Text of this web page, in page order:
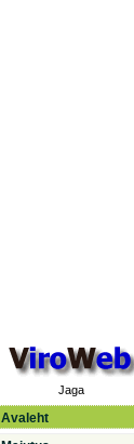
Jaga
Avaleht